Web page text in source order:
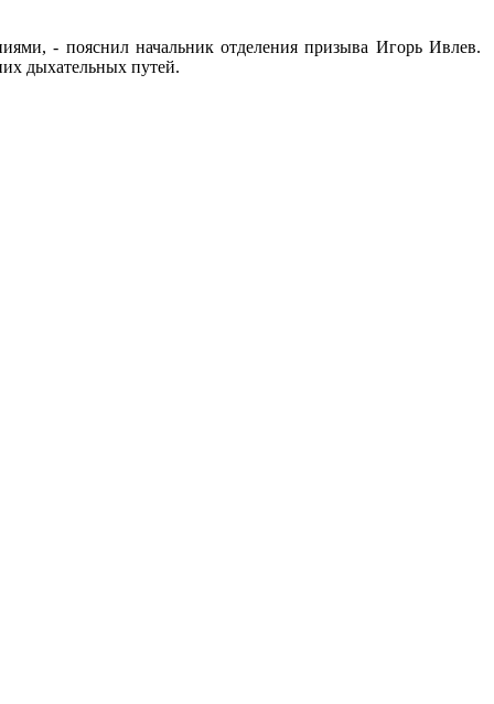
- пояснил начальник отделения призыва Игорь Ивлев.
дыхательных путей.